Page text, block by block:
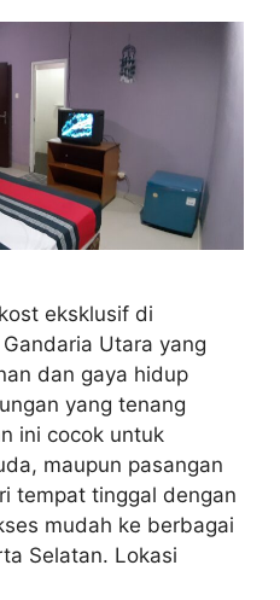
eksklusif di
Utara yang
dan gaya hidup
yang tenang
ini cocok untuk
maupun pasangan
tempat tinggal dengan
mudah ke berbagai
Selatan. Lokasi